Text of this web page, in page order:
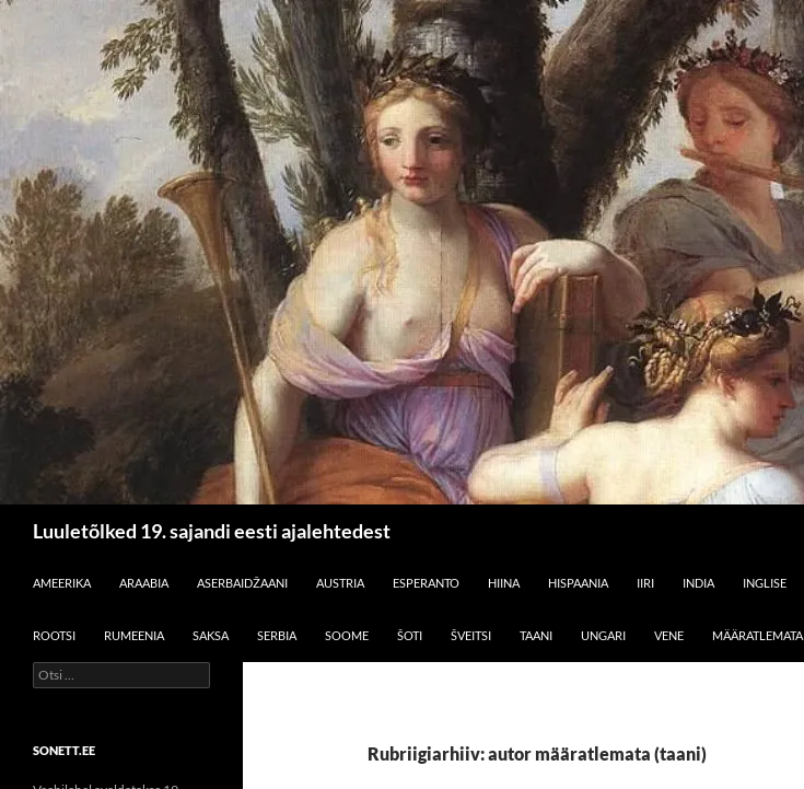
Luuletõlked 19. sajandi eesti ajalehtedest
AMEERIKA
ARAABIA ASERBAIDŽAANI AUSTRIA ESPERANTO HIINA HISPAANIA IIRI INDIA INGLISE
ROOTSI RUMEENIA SAKSA SERBIA SOOME ŠOTI ŠVEITSI TAANI UNGARI VENE MÄÄRATLEMATA
Rubriigiarhiiv: autor määratlemata (taani)
Otsi:
SONETT.EE